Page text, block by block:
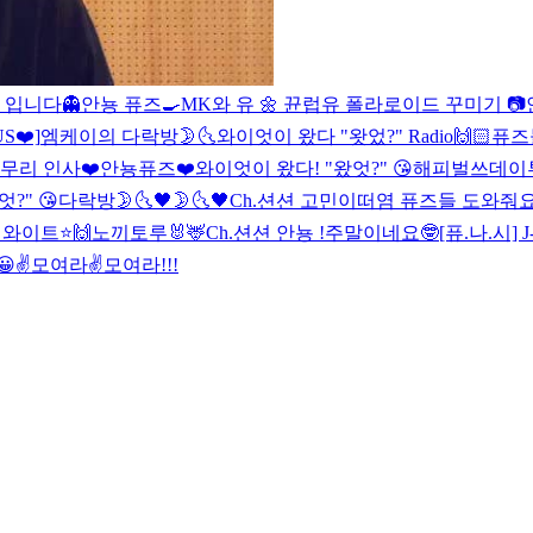
니다👻안뇽 퓨즈🍳MK와 유 🌼 뀬럽유 폴라로이드 꾸미기 📷
엠케이의 다락방🌛🌜와이엇이 왔다 "왓었?" Radio🙌🏻퓨
무리 인사❤️안뇽퓨즈❤️와이엇이 왔다! "왔엇?" 😘해피벌쓰데이
?" 😘다락방🌛🌜🖤🌛🌜🖤Ch.션션 고민이떠염 퓨즈들 도와줘
이트⭐️ 🙌 노끼토루🐰🦌Ch.션션 안뇽 !주말이네요🤓[퓨.나.시]
✌️모여라✌️모여라!!!